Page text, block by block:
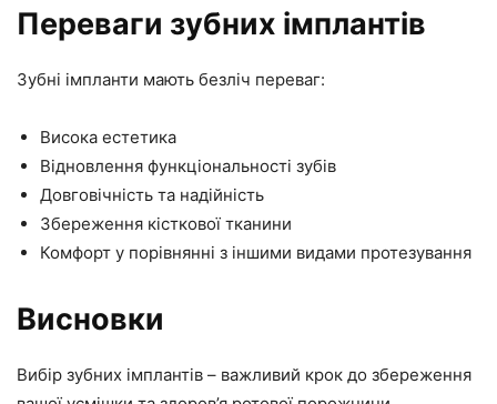
Переваги зубних імплантів
Зубні імпланти мають безліч переваг:
Висока естетика
Відновлення функціональності зубів
Довговічність та надійність
Збереження кісткової тканини
Комфорт у порівнянні з іншими видами протезування
Висновки
Вибір зубних імплантів – важливий крок до збереження